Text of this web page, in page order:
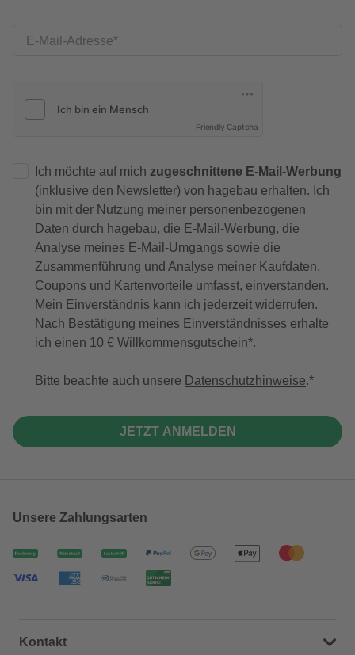
E-Mail-Adresse
Friendly Captcha
Ich möchte auf mich zugeschnittene E-Mail-Werbung
(inklusive den Newsletter) von hagebau erhalten. Ich
bin mit der Nutzung meiner personenbezogenen
Daten durch hagebau, die E-Mail-Werbung, die
Analyse meines E-Mail-Umgangs sowie die
Zusammenführung und Analyse meiner Kaufdaten,
Coupons und Kartenvorteile umfasst, einverstanden.
Mein Einverständnis kann ich jederzeit widerrufen.
Nach Bestätigung meines Einverständnisses erhalte
ich einen 10 € Willkommensgutschein*.
Bitte beachte auch unsere Datenschutzhinweise.
JETZT ANMELDEN
Unsere Zahlungsarten
Kontakt